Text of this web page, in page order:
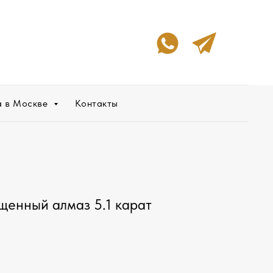
в Москве Контакты
алмаз 5.1 карат